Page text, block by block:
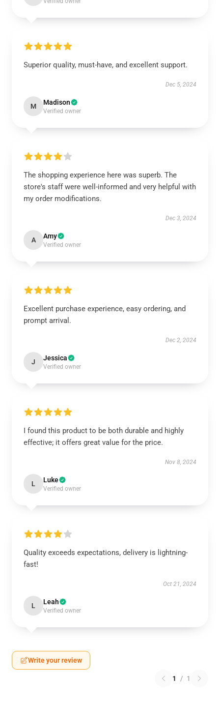
Superior quality, must-have, and excellent support.
Dec 5, 2024
M Madison
Verified owner
The shopping experience here was superb. The
store's staff were well-informed and very helpful with
my order modifications.
Dec 3, 2024
A Amy
Verified owner
Excellent purchase experience, easy ordering, and
prompt arrival.
Dec 2, 2024
J Jessica
Verified owner
I found this product to be both durable and highly
effective; it offers great value for the price.
Nov 8, 2024
L Luke
Verified owner
Quality exceeds expectations, delivery is lightning-
fast!
Oct 21, 2024
L Leah
Verified owner
Write your review
1 / 1